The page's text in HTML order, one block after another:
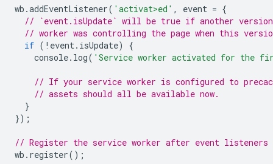
wb .addEventListener( 'activat>ed' , event = {
// `event.isUpdate` will be true if another
// worker was controlling the page when this
if ( ! event. isUpdate)
{
console. log( 'Service worker activated for the
// If your service worker is configured to
// assets should all be available now.
}
});
// Register the service worker after event listeners
wb . register();